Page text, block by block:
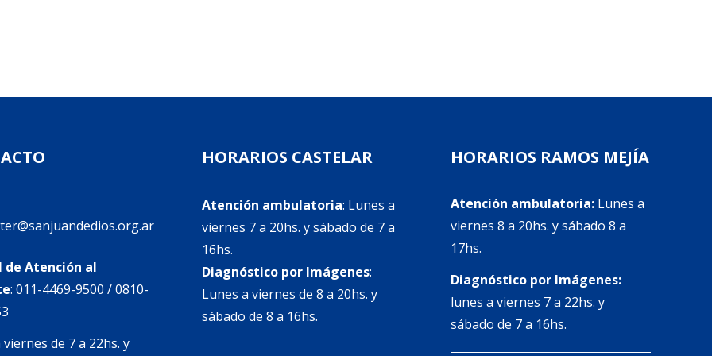
de Atención al
: 011-4469-9500 / 0810-
de 7 a 22hs. y
HORARIOS CASTELAR
Atención ambulatoria: Lunes a
viernes 7 a 20hs. y sábado de 7 a
16hs.
Diagnóstico por Imágenes:
Lunes a viernes de 8 a 20hs. y
sábado de 8 a 16hs.
HORARIOS RAMOS MEJÍA
Atención ambulatoria: Lunes a
viernes 8 a 20hs. y sábado 8 a
17hs.
Diagnóstico por Imágenes:
lunes a viernes 7 a 22hs. y
sábado de 7 a 16hs.